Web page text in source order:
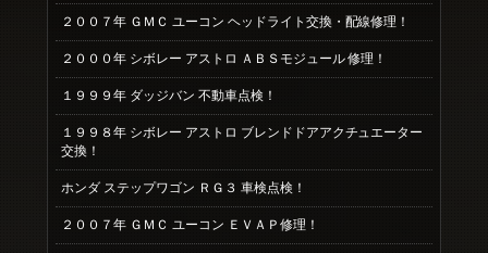
２００７年 ＧＭＣ ユーコン ヘッドライト交換・配線修理！
２０００年 シボレー アストロ ＡＢＳモジュール 修理！
１９９９年 ダッジバン 不動車点検！
１９９８年 シボレー アストロ ブレンドドアアクチュエーター
交換！
ホンダ ステップワゴン ＲＧ３ 車検点検！
２００７年 ＧＭＣ ユーコン ＥＶＡＰ修理！